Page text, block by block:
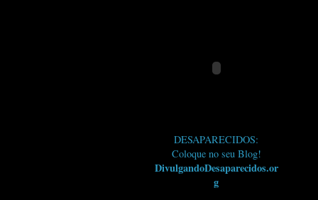
DESAPARECIDOS:
Coloque no seu Blog!
DivulgandoDesaparecidos.or
g